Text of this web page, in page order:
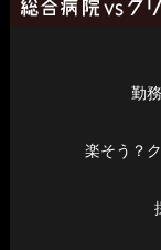
勤
楽そう？